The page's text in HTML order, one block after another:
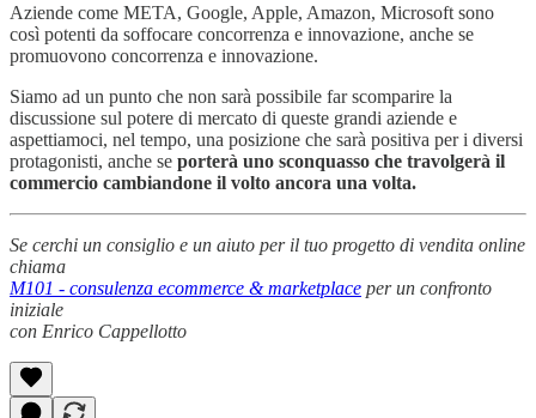
Aziende come META, Google, Apple, Amazon, Microsoft sono
così potenti da soffocare concorrenza e innovazione, anche se
promuovono concorrenza e innovazione.
Siamo ad un punto che non sarà possibile far scomparire la
discussione sul potere di mercato di queste grandi aziende e
aspettiamoci, nel tempo, una posizione che sarà positiva per i diversi
protagonisti, anche se porterà uno sconquasso che travolgerà il
commercio cambiandone il volto ancora una volta.
Se cerchi un consiglio e un aiuto per il tuo progetto di vendita online
chiama
M101 - consulenza ecommerce & marketplace per un confronto
iniziale
con Enrico Cappellotto